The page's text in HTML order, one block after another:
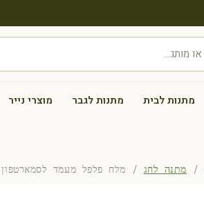
מתנות לבית מתנות לגבר מוצרי נייר
/ מתנה לחג / מלח פלפל מעמד לסמארטפון Smart Stand